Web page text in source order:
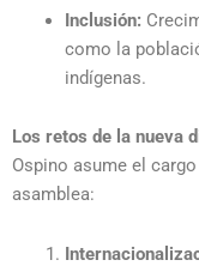
Inclusión:
como la
indígenas.
Los retos de la nueva
Ospino asume el
asamblea: